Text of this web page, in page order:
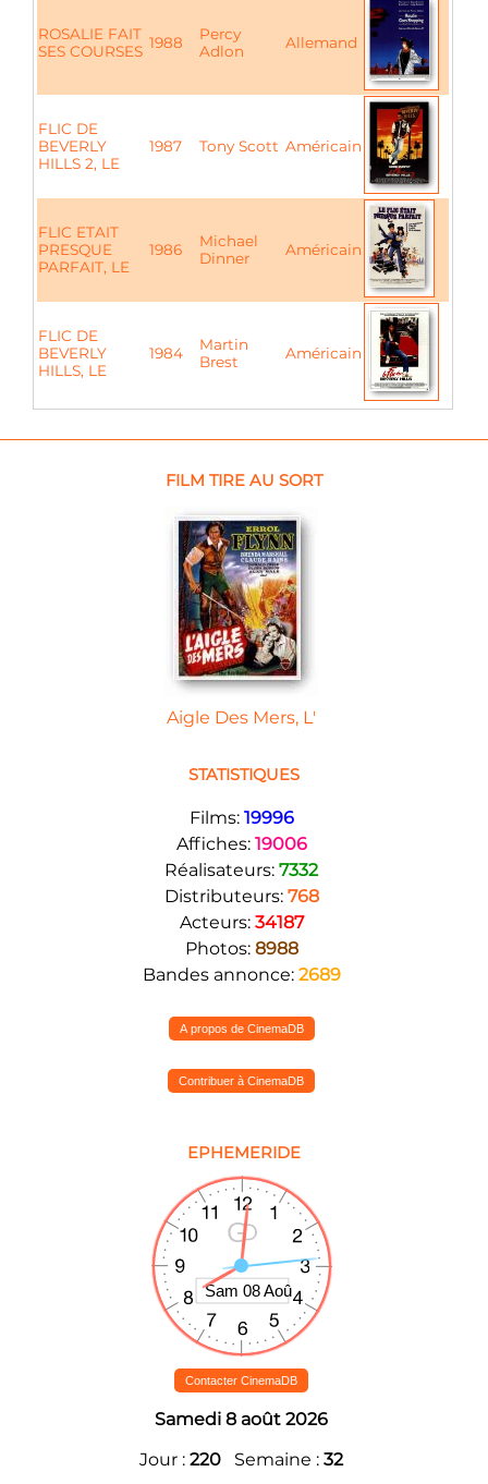
ROSALIE FAIT
SES COURSES 1988
Percy
Adlon
Allemand
FLIC DE
BEVERLY
HILLS 2, LE
1987 Tony Scott Américain
FLIC ETAIT
PRESQUE
PARFAIT, LE
1986
Michael
Dinner
Américain
FLIC DE
BEVERLY
HILLS, LE
1984
Martin
Brest
Américain
FILM TIRE AU SORT
Aigle Des Mers, L'
STATISTIQUES
Films: 19996
Affiches: 19006
Réalisateurs: 7332
Distributeurs: 768
Acteurs: 34187
Photos: 8988
Bandes annonce: 2689
A propos de CinemaDB
Contribuer à CinemaDB
EPHEMERIDE
Contacter CinemaDB
Samedi 8 août 2026
Jour : 220 Semaine : 32